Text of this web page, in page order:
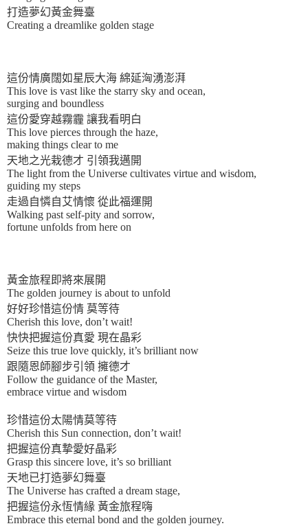
打造夢幻黃金舞臺
Creating a dreamlike golden stage
這份情廣闊如星辰大海 綿延洶湧澎湃
This love is vast like the starry sky and ocean,
surging and boundless
這份愛穿越霧霾 讓我看明白
This love pierces through the haze,
making things clear to me
天地之光栽德才 引領我邁開
The light from the Universe cultivates virtue and wisdom,
guiding my steps
走過自憐自艾情懷 從此福運開
Walking past self-pity and sorrow,
fortune unfolds from here on
黃金旅程即將來展開
The golden journey is about to unfold
好好珍惜這份情 莫等待
Cherish this love, don’t wait!
快快把握這份真愛 現在晶彩
Seize this true love quickly, it’s brilliant now
跟隨恩師腳步引領 擁德才
Follow the guidance of the Master,
embrace virtue and wisdom
珍惜這份太陽情莫等待
Cherish this Sun connection, don’t wait!
把握這份真摯愛好晶彩
Grasp this sincere love, it’s so brilliant
天地已打造夢幻舞臺
The Universe has crafted a dream stage,
把握這份永恆情緣 黃金旅程嗨
Embrace this eternal bond and the golden journey.